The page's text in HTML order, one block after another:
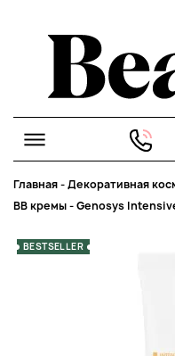
Главная-Декоративная
BB кремы-Genosys
BESTSELLER